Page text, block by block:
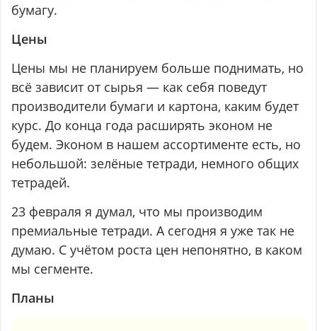
бумагу.
Цены
Цены мы не планируем больше поднимать, но
всё зависит от сырья — как себя поведут
производители бумаги и картона, каким будет
курс. До конца года расширять эконом не
будем. Эконом в нашем ассортименте есть, но
небольшой: зелёные тетради, немного общих
тетрадей.
23 февраля я думал, что мы производим
премиальные тетради. А сегодня я уже так не
думаю. С учётом роста цен непонятно, в каком
мы сегменте.
Планы